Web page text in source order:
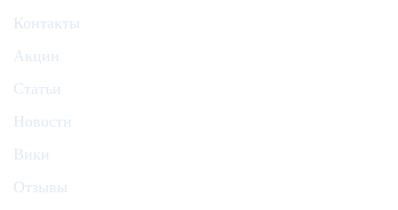
Контакты
Акции
Статьи
Новости
Вики
Отзывы